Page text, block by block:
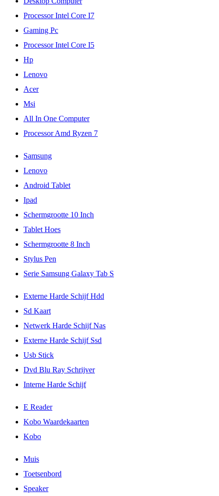
Processor Intel Core I7
Gaming Pc
Processor Intel Core I5
Hp
Lenovo
Acer
Msi
All In One Computer
Processor Amd Ryzen 7
Samsung
Lenovo
Android Tablet
Ipad
Schermgrootte 10 Inch
Tablet Hoes
Schermgrootte 8 Inch
Stylus Pen
Serie Samsung Galaxy Tab S
Externe Harde Schijf Hdd
Sd Kaart
Netwerk Harde Schijf Nas
Externe Harde Schijf Ssd
Usb Stick
Dvd Blu Ray Schrijver
Interne Harde Schijf
E Reader
Kobo Waardekaarten
Kobo
Muis
Toetsenbord
Speaker